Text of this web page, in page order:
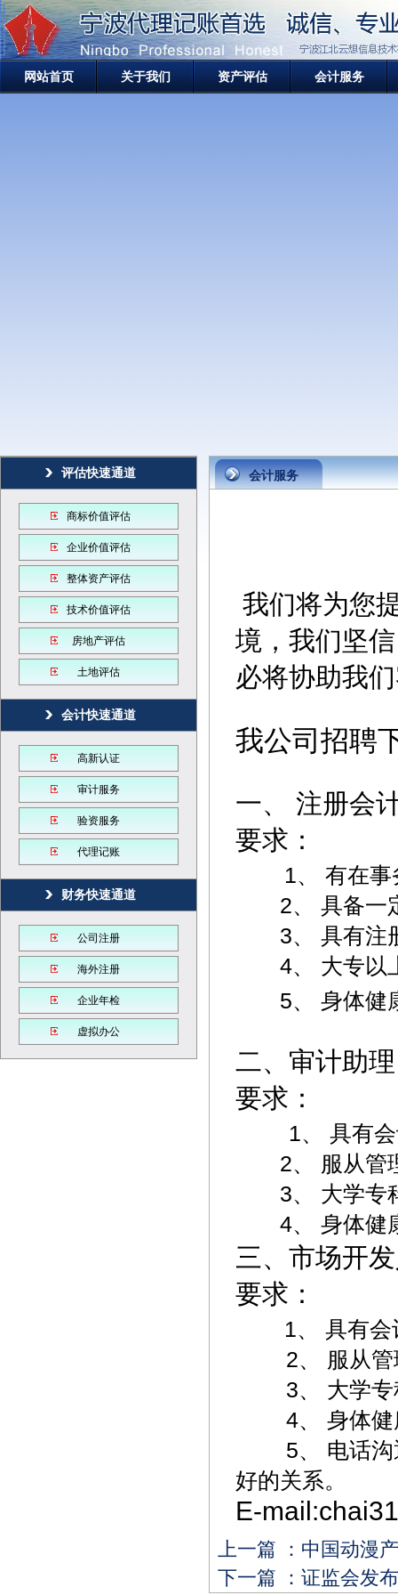
网站首页 关于我们 资产评估 会计服务
评估快速通道
商标价值评估
企业价值评估
整体资产评估
技术价值评估
房地产评估
土地评估
会计快速通道
高新认证
审计服务
验资服务
代理记账
财务快速通道
公司注册
海外注册
企业年检
虚拟办公
会计服务
我们将为您
境，我们坚
必将协助我
我公司招聘
一、 注册会
要求：
1、 有在事
2、 具备一
3、 具有注
4、 大专以
5、 身体健
二、审计助理
要求：
1、 具有
2、 服从管理
3、 大学专
4、 身体健康
三、市场开
要求：
1、 具有会
2、 服从管理
3、 大学专
4、 身体健
5、 电话沟通
好的关系。
E-
上一篇 ： 中国动漫
下一篇 ： 证监会发